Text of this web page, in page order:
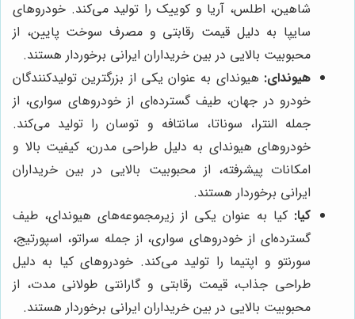
شاهین، اطلس، آریا و کوییک را تولید می‌کند. خودروهای
سایپا به دلیل قیمت رقابتی و مصرف سوخت پایین، از
محبوبیت بالایی در بین خریداران ایرانی برخوردار هستند.
هیوندای: هیوندای به عنوان یکی از بزرگترین تولیدکنندگان
خودرو در جهان، طیف گسترده‌ای از خودروهای سواری، از
جمله النترا، سوناتا، سانتافه و توسان را تولید می‌کند.
خودروهای هیوندای به دلیل طراحی مدرن، کیفیت بالا و
امکانات پیشرفته، از محبوبیت بالایی در بین خریداران
ایرانی برخوردار هستند.
کیا: کیا به عنوان یکی از زیرمجموعه‌های هیوندای، طیف
گسترده‌ای از خودروهای سواری، از جمله سراتو، اسپورتیج،
سورنتو و اپتیما را تولید می‌کند. خودروهای کیا به دلیل
طراحی جذاب، قیمت رقابتی و گارانتی طولانی مدت، از
محبوبیت بالایی در بین خریداران ایرانی برخوردار هستند.